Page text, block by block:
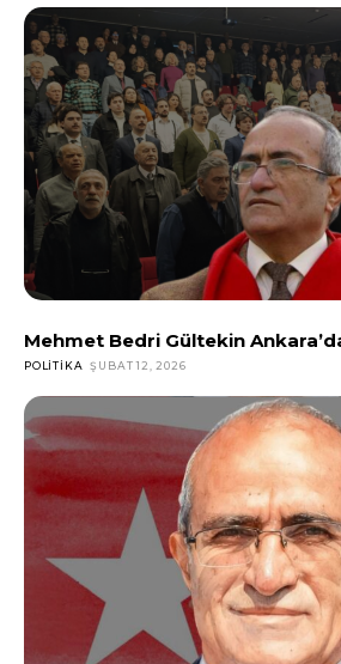
Mehmet Bedri Gültekin
POLITIKA ŞUBAT 12, 2026